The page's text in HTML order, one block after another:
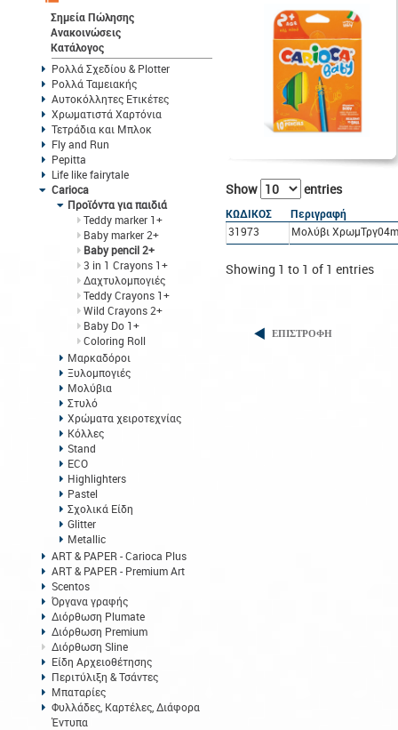
Σημεία Πώλησης
Ανακοινώσεις
Κατάλογος
Ρολλά Σχεδίου & Plotter
Ρολλά Ταμειακής
Αυτοκόλλητες Ετικέτες
Χρωματιστά Χαρτόνια
Τετράδια και Μπλοκ
Fly and Run
Pepitta
Life like fairytale
Carioca
Προϊόντα για παιδιά
Teddy marker 1+
Baby marker 2+
Baby pencil 2+
3 in 1 Crayons 1+
Δαχτυλομπογιές
Teddy Crayons 1+
Wild Crayons 2+
Baby Do 1+
Coloring Roll
Μαρκαδόροι
Ξυλομπογιές
Μολύβια
Στυλό
Χρώματα χειροτεχνίας
Κόλλες
Stand
ECO
Highlighters
Pastel
Σχολικά Είδη
Glitter
Metallic
ART & PAPER - Carioca Plus
ART & PAPER - Premium Art
Scentos
Όργανα γραφής
Διόρθωση Plumate
Διόρθωση Premium
Διόρθωση Sline
Είδη Αρχειοθέτησης
Περιτύλιξη & Τσάντες
Μπαταρίες
Φυλλάδες, Καρτέλες, Διάφορα
Έντυπα
Show entries
ΚΩΔΙΚΟΣ
Περιγραφή
31973
Μολύβι
Showing 1 to 1 of 1 entries
ΕΠΙΣΤΡΟΦΗ